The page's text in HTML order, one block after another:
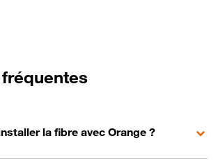
la fibre avec Orange ?